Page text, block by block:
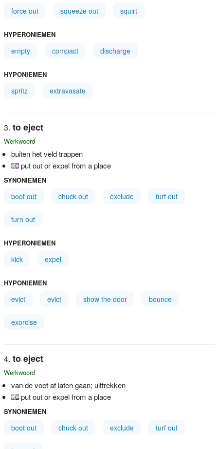
force out squeeze out squirt
HYPERONIEMEN
empty compact discharge
HYPONIEMEN
spritz extravasate
to eject
Werkwoord
buiten het veld trappen
put out or expel from a place
SYNONIEMEN
boot out chuck out exclude turf out
turn out
HYPERONIEMEN
kick expel
HYPONIEMEN
evict evict show the door bounce
exorcise
to eject
Werkwoord
van de voet af laten gaan; uittrekken
put out or expel from a place
SYNONIEMEN
boot out chuck out exclude turf out